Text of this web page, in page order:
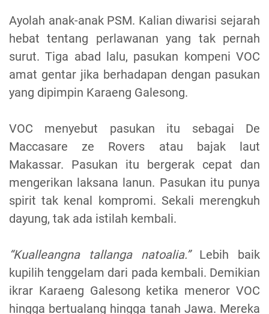
Ayolah anak-anak PSM. Kalian diwarisi sejarah
hebat tentang perlawanan yang tak pernah
surut. Tiga abad lalu, pasukan kompeni VOC
amat gentar jika berhadapan dengan pasukan
yang dipimpin Karaeng Galesong.
VOC menyebut pasukan itu sebagai De
Maccasare ze Rovers atau bajak laut
Makassar. Pasukan itu bergerak cepat dan
mengerikan laksana lanun. Pasukan itu punya
spirit tak kenal kompromi. Sekali merengkuh
dayung, tak ada istilah kembali.
“Kualleangna tallanga natoalia.”Lebih baik
kupilih tenggelam dari pada kembali. Demikian
ikrar Karaeng Galesong ketika meneror VOC
hingga bertualang hingga tanah Jawa. Mereka